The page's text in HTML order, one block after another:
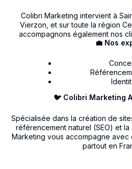
🐦 Colibri Marketing
Spécialisée dans la création de
référencement naturel (SEO) et
Marketing vous accompagne avec
partout en
💼 Nos
Colibri Marketing intervient à
Vierzon, et sur toute la région
accompagnons également nos